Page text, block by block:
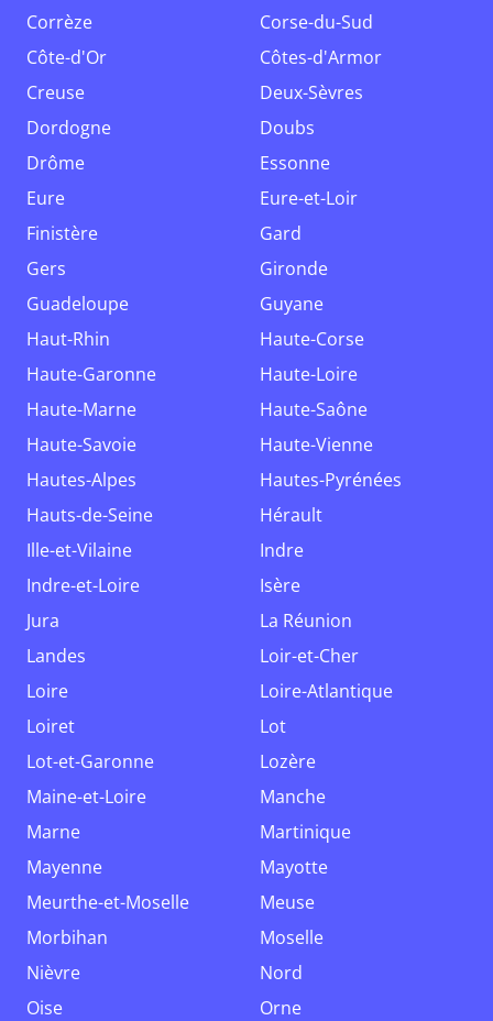
Corrèze
Corse-du-Sud
Côte-d'Or
Côtes-d'Armor
Creuse
Deux-Sèvres
Dordogne
Doubs
Drôme
Essonne
Eure
Eure-et-Loir
Finistère
Gard
Gers
Gironde
Guadeloupe
Guyane
Haut-Rhin
Haute-Corse
Haute-Garonne
Haute-Loire
Haute-Marne
Haute-Saône
Haute-Savoie
Haute-Vienne
Hautes-Alpes
Hautes-Pyrénées
Hauts-de-Seine
Hérault
Ille-et-Vilaine
Indre
Indre-et-Loire
Isère
Jura
La Réunion
Landes
Loir-et-Cher
Loire
Loire-Atlantique
Loiret
Lot
Lot-et-Garonne
Lozère
Maine-et-Loire
Manche
Marne
Martinique
Mayenne
Mayotte
Meurthe-et-Moselle
Meuse
Morbihan
Moselle
Nièvre
Nord
Oise
Orne